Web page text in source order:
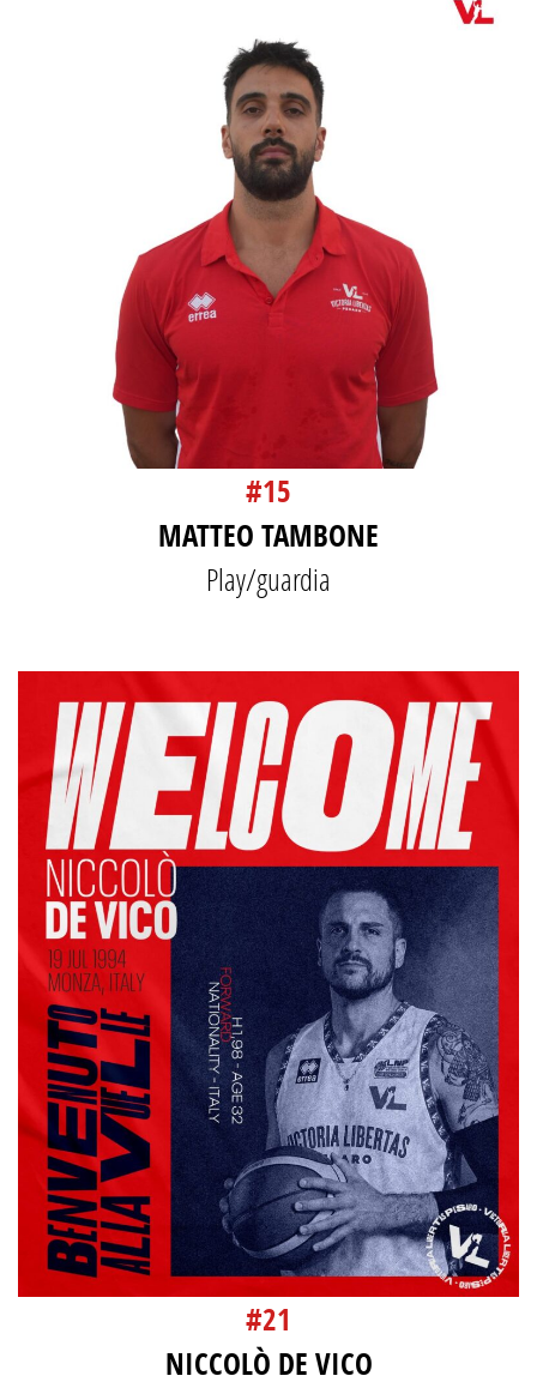
#15
MATTEO TAMBONE
Play/guardia
#21
NICCOLÒ DE VICO